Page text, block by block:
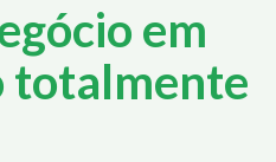
em
totalmente